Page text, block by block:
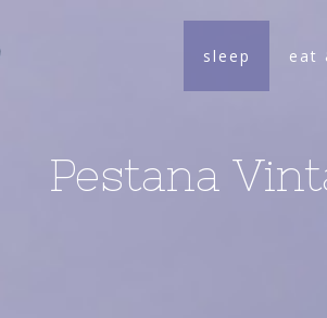
sleep eat
Pestana